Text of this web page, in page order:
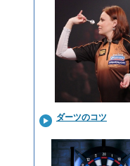
ダーツのコツ